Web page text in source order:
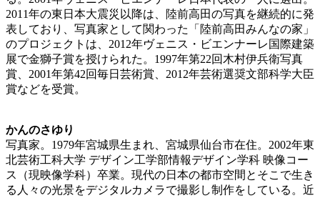
2011年の東日本大震災以降は、陸前高田の写真を継続的に発
表しており、写真家として関わった「陸前高田みんなの家」
のプロジェクトは、2012年ヴェニス・ビエンナーレ国際建築
展で金獅子賞を授けられた。1997年第22回木村伊兵衛写真
賞、2001年第42回毎日芸術賞、2012年芸術選奨文部科学大臣
賞などを受賞。
かんのさゆり
写真家。1979年宮城県生まれ、宮城県仙台市在住。2002年東
北芸術工科大学 デザイン工学部情報デザイン学科 映像コー
ス（現映像学科）卒業。現代の日本の都市空間とそこで生き
る人々の光景をデジタルカメラで撮影し制作をしている。近